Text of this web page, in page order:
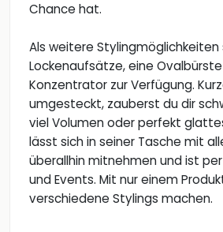
Chance hat.
Als weitere
Lockenaufsätze, eine
Konzentrator zur Verfügung.
umgesteckt, zauberst du dir
viel Volumen oder perfekt
lässt sich in seiner Tasche mit
überallhin mitnehmen und ist
und Events. Mit nur einem
verschiedene Stylings machen.